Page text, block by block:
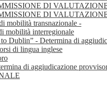
DI
DI
mobilità transnazionale -
mobilità interregionale
Dublin” - Determina di
di lingua inglese
di aggiudicazione